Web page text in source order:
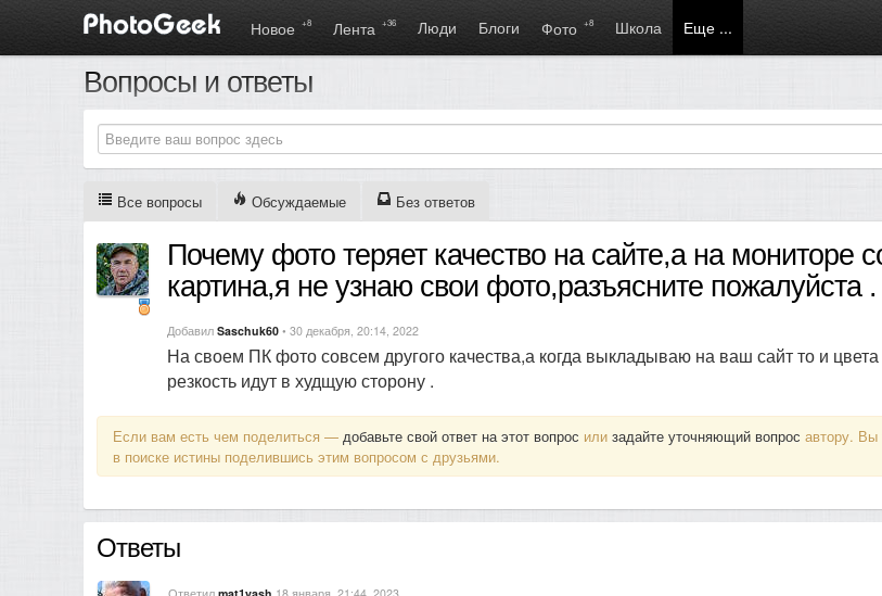
Новое +8 Лента +36 Люди Блоги Фото +8 Школа Еще ...
Вопросы и ответы
Все вопросы Обсуждаемые Без ответов
Почему фото теряет качество на сайте,а на мониторе
картина,я не узнаю свои фото,разъясните пожалуйста .
Добавил Saschuk60 • 30 декабря, 20:14, 2022
На своем ПК фото совсем другого качества,а когда выкладываю на ваш сайт то и цвета
резкость идут в худщую сторону .
Если вам есть чем поделиться — добавьте свой ответ на этот вопрос или задайте уточняющий вопрос автору. Вы
в поиске истины поделившись этим вопросом с друзьями.
Ответы